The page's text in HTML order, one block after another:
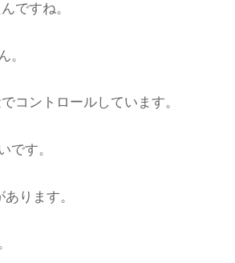
ですね。
。
コントロールしています。
です。
ります。